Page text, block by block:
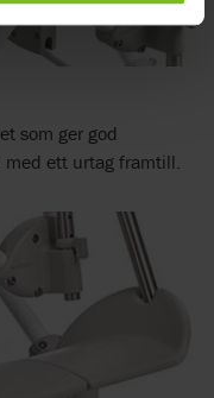
som ger god
med ett urtag framtill.